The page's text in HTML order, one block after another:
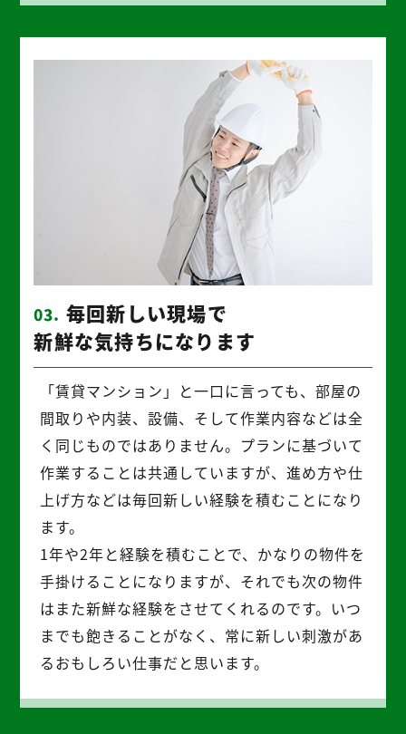
03. 毎回新しい現場で
新鮮な気持ちになります
「賃貸マンション」と一口に言っても、部屋の
間取りや内装、設備、そして作業内容などは全
く同じものではありません。プランに基づいて
作業することは共通していますが、進め方や仕
上げ方などは毎回新しい経験を積むことになり
ます。
1年や2年と経験を積むことで、かなりの物件を
手掛けることになりますが、それでも次の物件
はまた新鮮な経験をさせてくれるのです。いつ
までも飽きることがなく、常に新しい刺激があ
るおもしろい仕事だと思います。